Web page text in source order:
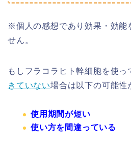
※個人の感想であり効果・効能
せん。
もしフラコラヒト幹細胞を使っ
きていない場合は以下の可能性
使用期間が短い
使い方を間違っている